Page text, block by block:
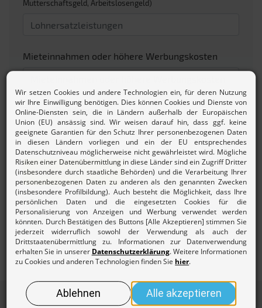
Mutterschaftsgeld, Arbeitslosengeld)
Mieteinnahmen oder höhere Werbungskosten
Zinsen/Dividenden
Beitrag berechnen
Mehr zur
Beitragsordnung und den Gebühren des
Lohnsteuerhilfevereins.